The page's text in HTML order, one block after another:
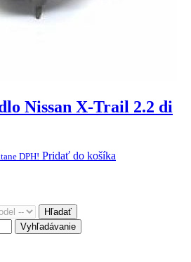
Nissan X-Trail 2.2 di
DPH! Pridať do košíka
Hľadať
Vyhľadávanie